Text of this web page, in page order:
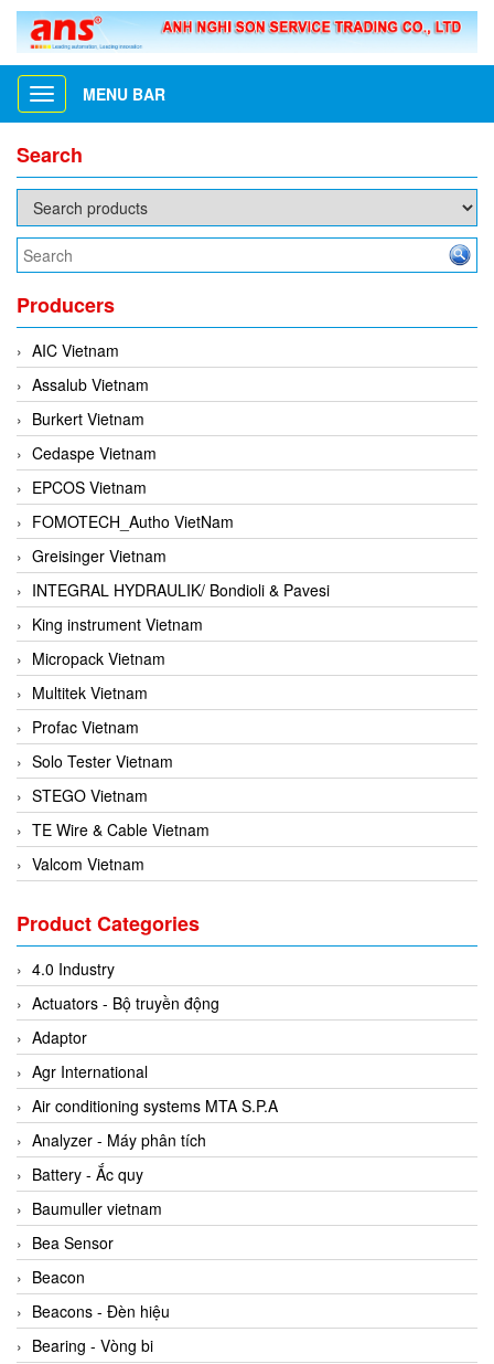
Toggle
navigation
MENU BAR
Search
Producers
AIC Vietnam
Assalub Vietnam
Burkert Vietnam
Cedaspe Vietnam
EPCOS Vietnam
FOMOTECH_Autho VietNam
Greisinger Vietnam
INTEGRAL HYDRAULIK/ Bondioli & Pavesi
King instrument Vietnam
Micropack Vietnam
Multitek Vietnam
Profac Vietnam
Solo Tester Vietnam
STEGO Vietnam
TE Wire & Cable Vietnam
Valcom Vietnam
3CTEST Vietnam
4B VietNam Vietnam
ABB Vietnam
AC Infinity Vietnam
AC&E Telecommunications
AC&T Vietnam
Accepta Vietnam
ACCUMAC Vietnam
AccuWeb Vietnam
Acey
ACOEM Vietnam
ADCA Vietnam
ADFweb Vietnam
Product Categories
4.0 Industry
Actuators - Bộ truyền động
Adaptor
Agr International
Air conditioning systems MTA S.P.A
Analyzer - Máy phân tích
Battery - Ắc quy
Baumuller vietnam
Bea Sensor
Beacon
Beacons - Đèn hiệu
Bearing - Vòng bi